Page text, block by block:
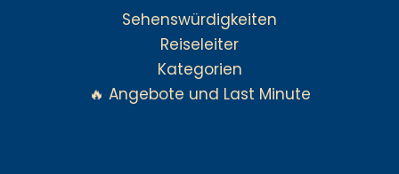
Sehenswürdigkeiten
Reiseleiter
Kategorien
🔥 Angebote und Last Minute